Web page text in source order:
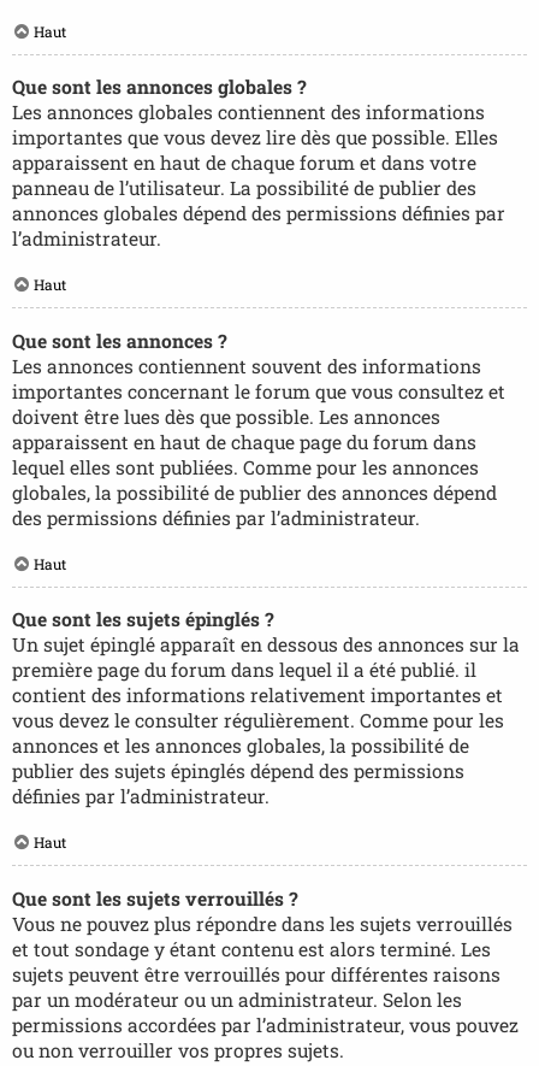
Haut
Que sont les annonces globales ?
Les annonces globales contiennent des informations
importantes que vous devez lire dès que possible. Elles
apparaissent en haut de chaque forum et dans votre
panneau de l’utilisateur. La possibilité de publier des
annonces globales dépend des permissions définies par
l’administrateur.
Haut
Que sont les annonces ?
Les annonces contiennent souvent des informations
importantes concernant le forum que vous consultez et
doivent être lues dès que possible. Les annonces
apparaissent en haut de chaque page du forum dans
lequel elles sont publiées. Comme pour les annonces
globales, la possibilité de publier des annonces dépend
des permissions définies par l’administrateur.
Haut
Que sont les sujets épinglés ?
Un sujet épinglé apparaît en dessous des annonces sur la
première page du forum dans lequel il a été publié. il
contient des informations relativement importantes et
vous devez le consulter régulièrement. Comme pour les
annonces et les annonces globales, la possibilité de
publier des sujets épinglés dépend des permissions
définies par l’administrateur.
Haut
Que sont les sujets verrouillés ?
Vous ne pouvez plus répondre dans les sujets verrouillés
et tout sondage y étant contenu est alors terminé. Les
sujets peuvent être verrouillés pour différentes raisons
par un modérateur ou un administrateur. Selon les
permissions accordées par l’administrateur, vous pouvez
ou non verrouiller vos propres sujets.